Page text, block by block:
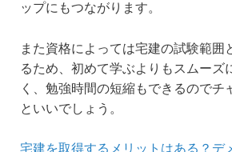
ップにもつながります。
また資格によっては宅建の試験範囲
るため、初めて学ぶよりもスムーズ
く、勉強時間の短縮もできるのでチ
といいでしょう。
宅建を取得するメリットはある？デ